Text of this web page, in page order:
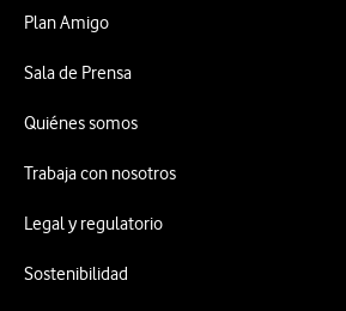
Plan Amigo
Sala de Prensa
Quiénes somos
Trabaja con nosotros
Legal y regulatorio
Sostenibilidad